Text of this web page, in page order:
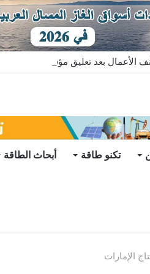
الأعمال بعد تعليق مؤقت
تكنو طاقة أبحاث الطاقة